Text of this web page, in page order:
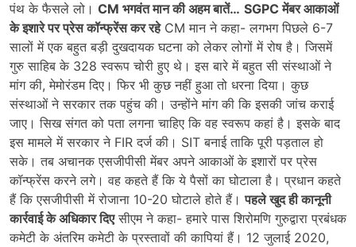
पंथ के फैसले लो। CM भगवंत मान की अहम बातें… SGPC मेंबर आकाओं
के इशारे पर प्रेस कॉन्फ्रेंस कर रहेCM मान ने कहा- लगभग पिछले 6-7
सालों में एक बहुत बड़ी दुखदायक घटना को लेकर लोगों में रोष है। जिसमें
गुरु साहिब के 328 स्वरूप चोरी हुए थे। इस बारे में बहुत सी संस्थाओं ने
मांग की, मेमोरंडम दिए। फिर भी कुछ नहीं हुआ तो धरना दिया। कुछ
संस्थाओं ने सरकार तक पहुंच की। उन्होंने मांग की कि इसकी जांच कराई
जाए। सिख संगत को पता लगना चाहिए कि वह स्वरूप कहां है। इसके बाद
इस मामले में सरकार ने FIR दर्ज की। SIT बनाई ताकि पूरी पड़ताल हो
सके। तब अचानक एसजीपीसी मेंबर अपने आकाओं के इशारों पर प्रेस
कॉन्फ्रेंस करने लगे। वह कहते हैं कि ये पैसों का घोटाला है। प्रधान कहते
हैं कि एसजीपीसी में रोजाना 10-20 घोटाले होते हैं।पहले खुद ही कानूनी
कार्रवाई के अधिकार दिएसीएम ने कहा- हमारे पास शिरोमणि गुरुद्वारा प्रबंधक
कमेटी के अंतरिम कमेटी के प्रस्तावों की कापियां हैं। 12 जुलाई 2020,